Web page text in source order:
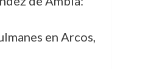
en Arcos,